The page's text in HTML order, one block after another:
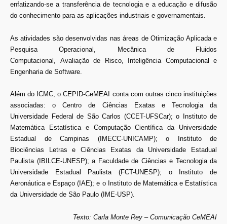
enfatizando-se a transferência de tecnologia e a educação e difusão
do conhecimento para as aplicações industriais e governamentais.
As atividades são desenvolvidas nas áreas de Otimização Aplicada e
Pesquisa Operacional, Mecânica de Fluidos
Computacional, Avaliação de Risco, Inteligência Computacional e
Engenharia de Software.
Além do ICMC, o CEPID-CeMEAI conta com outras cinco instituições
associadas: o Centro de Ciências Exatas e Tecnologia da
Universidade Federal de São Carlos (CCET-UFSCar); o Instituto de
Matemática Estatística e Computação Científica da Universidade
Estadual de Campinas (IMECC-UNICAMP); o Instituto de
Biociências Letras e Ciências Exatas da Universidade Estadual
Paulista (IBILCE-UNESP); a Faculdade de Ciências e Tecnologia da
Universidade Estadual Paulista (FCT-UNESP); o Instituto de
Aeronáutica e Espaço (IAE); e o Instituto de Matemática e Estatística
da Universidade de São Paulo (IME-USP).
Texto: Carla Monte Rey – Comunicação CeMEAI